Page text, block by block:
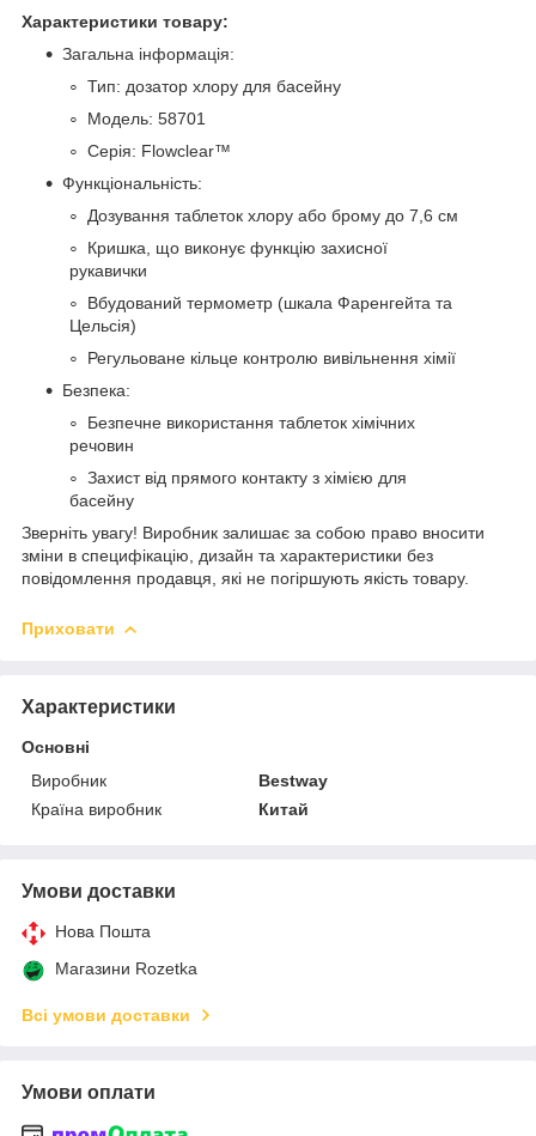
Характеристики товару:
Загальна інформація:
Тип: дозатор хлору для басейну
Модель: 58701
Серія: Flowclear™
Функціональність:
Дозування таблеток хлору або брому до 7,6 см
Кришка, що виконує функцію захисної
рукавички
Вбудований термометр (шкала Фаренгейта та
Цельсія)
Регульоване кільце контролю вивільнення хімії
Безпека:
Безпечне використання таблеток хімічних
речовин
Захист від прямого контакту з хімією для
басейну
Зверніть увагу! Виробник залишає за собою право вносити
зміни в специфікацію, дизайн та характеристики без
повідомлення продавця, які не погіршують якість товару.
Приховати
Характеристики
Основні
Виробник
Bestway
Країна виробник
Китай
Умови доставки
Нова Пошта
Магазини Rozetka
Всі умови доставки
Умови оплати